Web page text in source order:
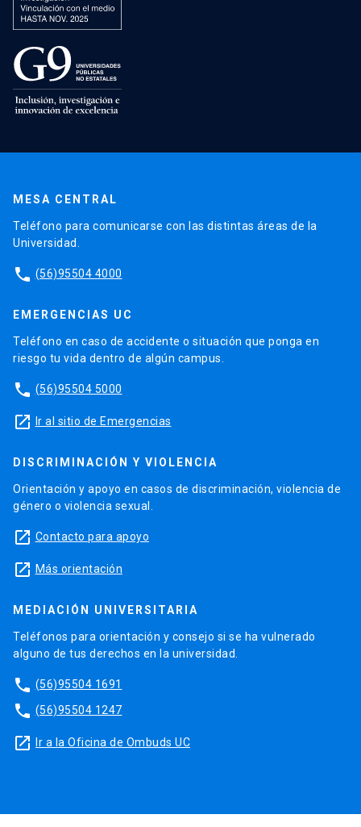
MESA CENTRAL
Teléfono para comunicarse con las distintas áreas de la
Universidad.
phone (56)95504 4000
EMERGENCIAS UC
Teléfono en caso de accidente o situación que ponga en
riesgo tu vida dentro de algún campus.
phone (56)95504 5000
launch Ir al sitio de Emergencias
DISCRIMINACIÓN Y VIOLENCIA
Orientación y apoyo en casos de discriminación, violencia de
género o violencia sexual.
launch Contacto para apoyo
launch Más orientación
MEDIACIÓN UNIVERSITARIA
Teléfonos para orientación y consejo si se ha vulnerado
alguno de tus derechos en la universidad.
phone (56)95504 1691
phone (56)95504 1247
launch Ir a la Oficina de Ombuds UC